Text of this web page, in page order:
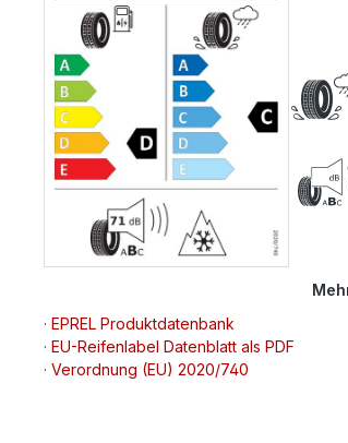
· EPREL Produktdatenbank
· EU-Reifenlabel Datenblatt als PDF
· Verordnung (EU) 2020/740